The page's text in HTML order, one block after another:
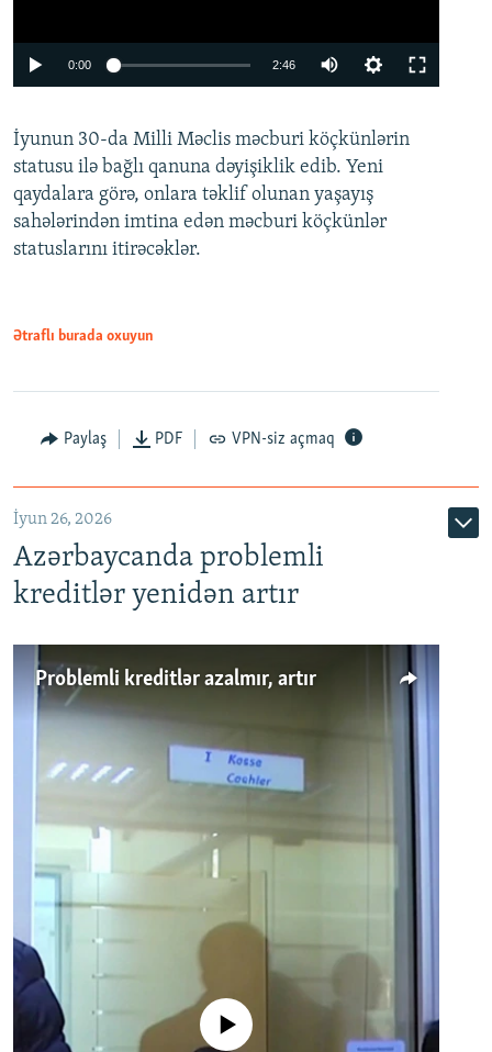
Auto 240p 360p 480p
720p 1080p
0:00 2:46
360p
480p
720p
İyunun 30-da Milli Məclis məcburi köçkünlərin
statusu ilə bağlı qanuna dəyişiklik edib. Yeni
qaydalara görə, onlara təklif olunan yaşayış
sahələrindən imtina edən məcburi köçkünlər
statuslarını itirəcəklər.
Ətraflı burada oxuyun
Paylaş PDF VPN-siz açmaq
İyun 26, 2026
Azərbaycanda problemli
kreditlər yenidən artır
Problemli kreditlər azalmır, artır
No media source currently available